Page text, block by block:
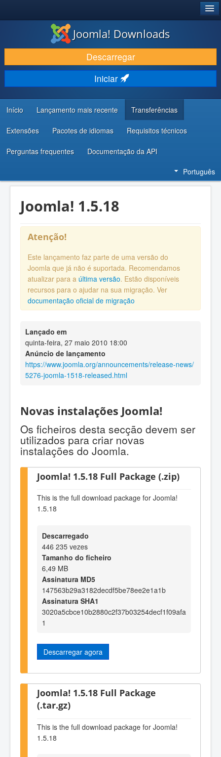
DESCARREGAR E EVOLUIR
DESCOBRIR E APRENDER
COMUNIDADE E SUPORTE
RECURSOS PARA PROGRAMADORES
Joomla! Downloads
Descarregar
Iniciar
Início Lançamento mais recente Transferências
Extensões Pacotes de idiomas Requisitos técnicos
Perguntas frequentes Documentação da API
Português
Joomla! 1.5.18
Atenção!
Este lançamento faz parte de uma versão do
Joomla que já não é suportada. Recomendamos
atualizar para a última versão. Estão disponíveis
recursos para o ajudar na sua migração. Ver
documentação oficial de migração
Lançado em
quinta-feira, 27 maio 2010 18:00
Anúncio de lançamento
https://www.joomla.org/announcements/release-news/
5276-joomla-1518-released.html
Novas instalações Joomla!
Os ficheiros desta secção devem ser
utilizados para criar novas
instalações do Joomla.
Joomla! 1.5.18 Full Package (.zip)
This is the full download package for Joomla!
1.5.18
Descarregado
446 235 vezes
Tamanho do ficheiro
6,49 MB
Assinatura MD5
147563b29a3182decdf5be78ee2e1a1b
Assinatura SHA1
3020a5cbce10b2880c2f37b03254decf1f09afa
1
Descarregar agora
Joomla! 1.5.18 Full Package
(.tar.gz)
This is the full download package for Joomla!
1.5.18